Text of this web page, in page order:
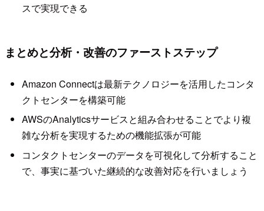
スで実現できる
まとめと分析・改善のファーストステップ
Amazon Connectは最新テクノロジーを活用したコンタ
クトセンターを構築可能
AWSのAnalyticsサービスと組み合わせることでより複
雑な分析を実現するための機能拡張が可能
コンタクトセンターのデータを可視化して分析すること
で、事実に基づいた継続的な改善対応を行いましょう